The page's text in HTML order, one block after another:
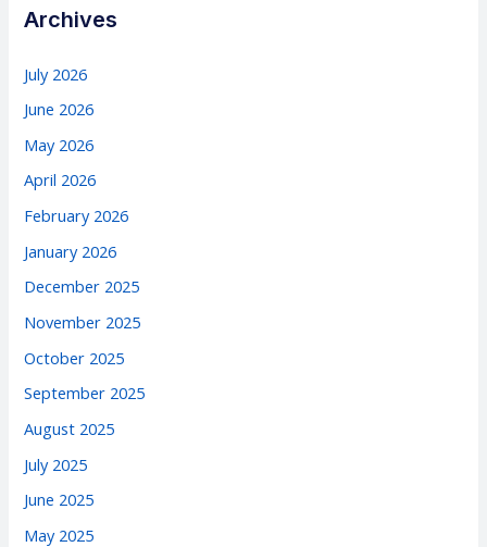
Archives
July 2026
June 2026
May 2026
April 2026
February 2026
January 2026
December 2025
November 2025
October 2025
September 2025
August 2025
July 2025
June 2025
May 2025